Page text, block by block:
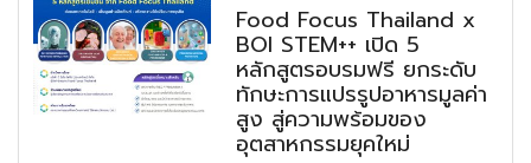
Food Focus Thailand x
BOI STEM++ เปิด 5
หลักสูตรอบรมฟรี ยกระดับ
ทักษะการแปรรูปอาหารมูลค่า
สูง สู่ความพร้อมของ
อุตสาหกรรมยุคใหม่